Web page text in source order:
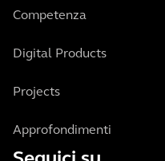
Competenza
Digital Products
Projects
Approfondimenti